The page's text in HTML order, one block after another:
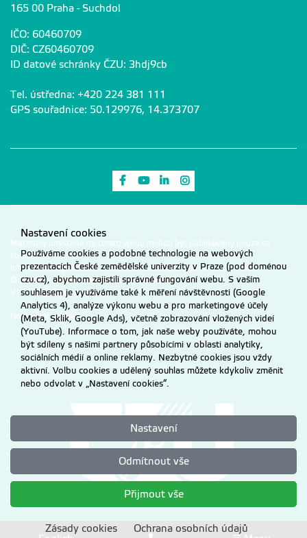
165 00 Praha - Suchdol
IČO: 60460709
DIČ: CZ60460709
ID datové schránky ČZU: 3hdj9cb
Tel. ústředna: +420 224 381 111
GPS souřadnice: 50.129976, 14.373707
Odkaz na Facebook
Odkaz na Youtube
Odkaz na LinkedIn
Materiály umístěné na tomto webu mohou být publikovány pouze se
souhlasem ČZU.
Informace o zpracování a ochraně osobních údajů na ČZU v Praze.
© 2026 Česká zemědělská univerzita v Praze
Všechna práva vyhrazena
Nastavení cookies
Nastavení cookies
Používáme cookies a podobné technologie na webových
prezentacích České zemědělské univerzity v Praze (pod doménou
czu.cz), abychom zajistili správné fungování webu. S vaším
souhlasem je využíváme také k měření návštěvnosti (Google
Analytics 4), analýze výkonu webu a pro marketingové účely
(Meta, Sklik, Google Ads), včetně zobrazování vložených videí
(YouTube). Informace o tom, jak naše weby používáte, mohou
být sdíleny s našimi partnery působícími v oblasti analytiky,
sociálních médií a online reklamy. Nezbytné cookies jsou vždy
aktivní. Volbu cookies a udělený souhlas můžete kdykoliv změnit
nebo odvolat v „Nastavení cookies“.
Nastavení
Odmítnout vše
Přijmout vše
Zásady cookies Ochrana osobních údajů